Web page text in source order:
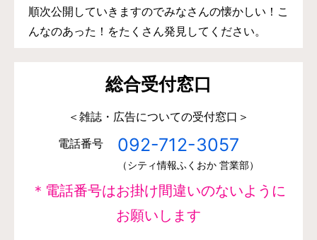
順次公開していきますのでみなさんの懐かしい！こ
んなのあった！をたくさん発見してください。
総合受付窓口
＜雑誌・広告についての受付窓口＞
電話番号
092-712-3057
（シティ情報ふくおか 営業部）
＊電話番号はお掛け間違いのないように
お願いします